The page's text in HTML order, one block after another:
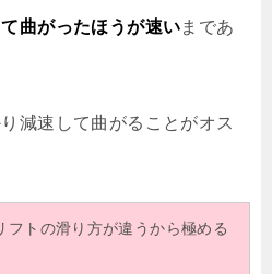
曲がったほうが速いまであ
減速して曲がることがオス
フトの滑り方が違うから極める